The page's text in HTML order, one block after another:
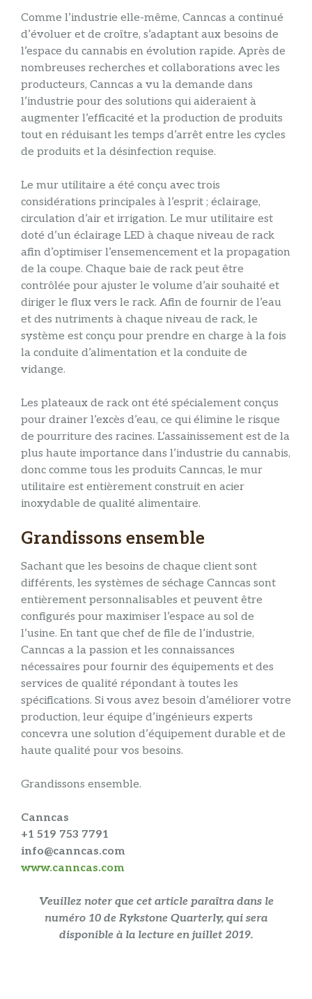
Comme l’industrie elle-même, Canncas a continué
d’évoluer et de croître, s’adaptant aux besoins de
l’espace du cannabis en évolution rapide. Après de
nombreuses recherches et collaborations avec les
producteurs, Canncas a vu la demande dans
l’industrie pour des solutions qui aideraient à
augmenter l’efficacité et la production de produits
tout en réduisant les temps d’arrêt entre les cycles
de produits et la désinfection requise.
Le mur utilitaire a été conçu avec trois
considérations principales à l’esprit ; éclairage,
circulation d’air et irrigation. Le mur utilitaire est
doté d’un éclairage LED à chaque niveau de rack
afin d’optimiser l’ensemencement et la propagation
de la coupe. Chaque baie de rack peut être
contrôlée pour ajuster le volume d’air souhaité et
diriger le flux vers le rack. Afin de fournir de l’eau
et des nutriments à chaque niveau de rack, le
système est conçu pour prendre en charge à la fois
la conduite d’alimentation et la conduite de
vidange.
Les plateaux de rack ont ​​été spécialement conçus
pour drainer l’excès d’eau, ce qui élimine le risque
de pourriture des racines. L’assainissement est de la
plus haute importance dans l’industrie du cannabis,
donc comme tous les produits Canncas, le mur
utilitaire est entièrement construit en acier
inoxydable de qualité alimentaire.
Grandissons ensemble
Sachant que les besoins de chaque client sont
différents, les systèmes de séchage Canncas sont
entièrement personnalisables et peuvent être
configurés pour maximiser l’espace au sol de
l’usine. En tant que chef de file de l’industrie,
Canncas a la passion et les connaissances
nécessaires pour fournir des équipements et des
services de qualité répondant à toutes les
spécifications. Si vous avez besoin d’améliorer votre
production, leur équipe d’ingénieurs experts
concevra une solution d’équipement durable et de
haute qualité pour vos besoins.
Grandissons ensemble.
Canncas
+1 519 753 7791
info@canncas.com
www.canncas.com
Veuillez noter que cet article paraîtra dans le
numéro 10 de Rykstone Quarterly, qui sera
disponible à la lecture en juillet 2019.